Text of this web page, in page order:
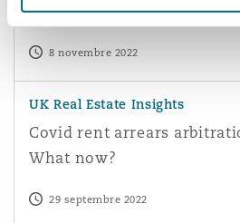
straightforward
8 novembre 2022
UK Real Estate Insights
Covid rent arrears
What now?
29 septembre 2022